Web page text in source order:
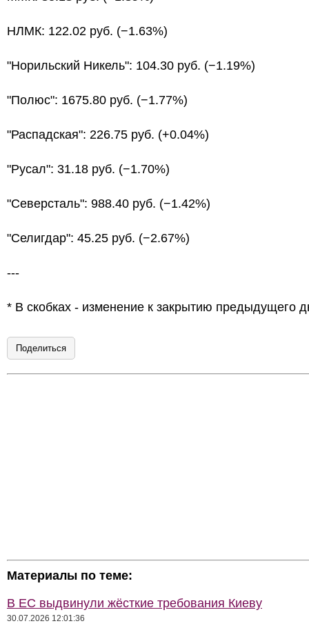
НЛМК: 122.02 руб. (−1.63%)
"Норильский Никель": 104.30 руб. (−1.19%)
"Полюс": 1675.80 руб. (−1.77%)
"Распадская": 226.75 руб. (+0.04%)
"Русал": 31.18 руб. (−1.70%)
"Северсталь": 988.40 руб. (−1.42%)
"Селигдар": 45.25 руб. (−2.67%)
---
* В скобках - изменение к закрытию предыдущего
Поделиться
Материалы по теме:
В ЕС выдвинули жёсткие требования Киеву
30.07.2026 12:01:36